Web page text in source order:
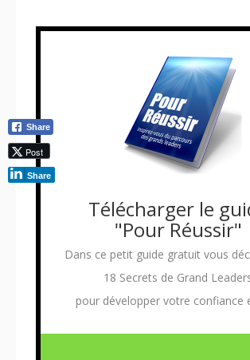
Télécharger le
"Pour Réussir"
Dans ce petit guide gratuit vous
18 Secrets de Grand
pour développer votre confiance
Share
Post
Share